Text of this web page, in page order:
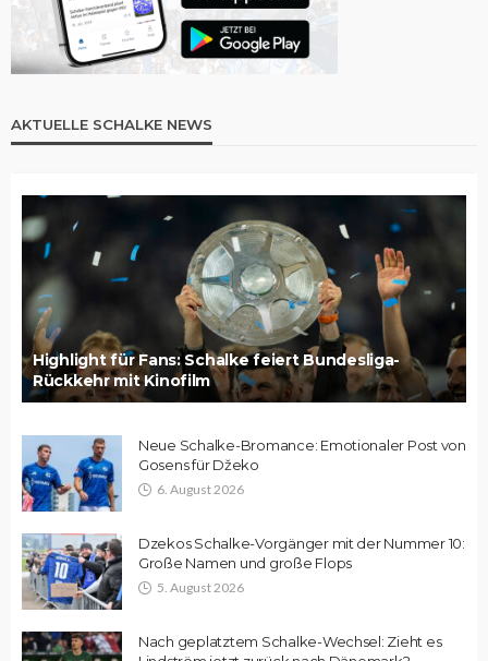
AKTUELLE SCHALKE NEWS
Highlight für Fans: Schalke feiert Bundesliga-
Rückkehr mit Kinofilm
Neue Schalke-Bromance: Emotionaler Post von
Gosens für Džeko
6. August 2026
Dzekos Schalke-Vorgänger mit der Nummer 10:
Große Namen und große Flops
5. August 2026
Nach geplatztem Schalke-Wechsel: Zieht es